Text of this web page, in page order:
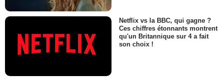
Netflix vs la BBC, qui gagne ?
Ces chiffres étonnants montrent
qu'un Britannique sur 4 a fait
son choix !